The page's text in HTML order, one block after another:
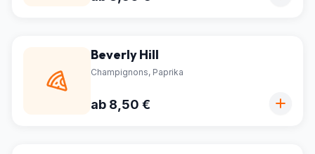
Beverly Hill
Champignons, Paprika
ab 8,50 €